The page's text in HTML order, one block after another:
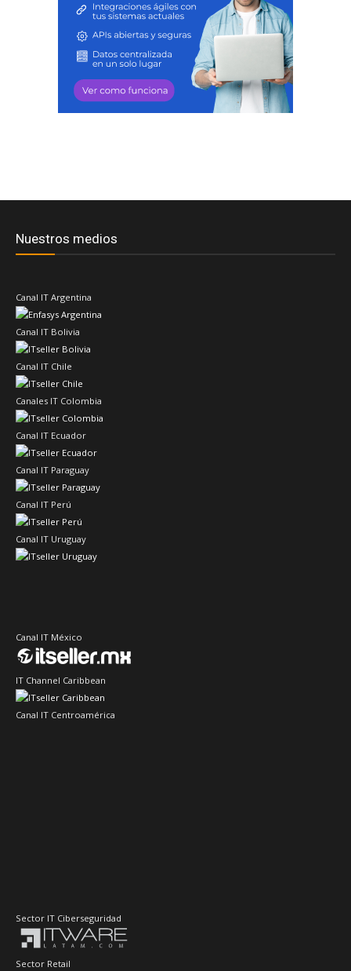
Nuestros medios
Canal IT Argentina
Canal IT Bolivia
Canal IT Chile
Canales IT Colombia
Canal IT Ecuador
Canal IT Paraguay
Canal IT Perú
Canal IT Uruguay
Canal IT México
IT Channel Caribbean
Canal IT Centroamérica
Sector IT Ciberseguridad
Sector Retail